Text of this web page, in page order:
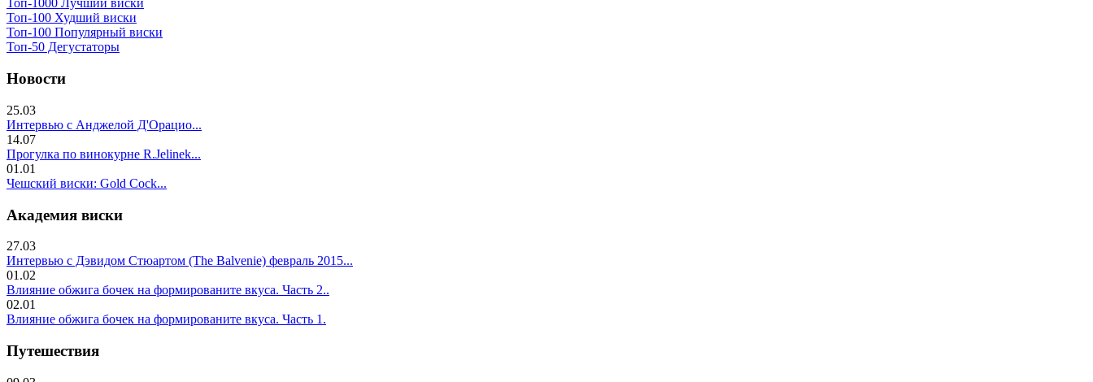
Топ-1000 Лучший виски
Топ-100 Худший виски
Топ-100 Популярный виски
Топ-50 Дегустаторы
Новости
25.03
Интервью с Анджелой Д'Орацио...
14.07
Прогулка по винокурне R.Jelinek...
01.01
Чешский виски: Gold Cock...
Академия виски
27.03
Интервью с Дэвидом Стюартом (The Balvenie) февраль 2015...
01.02
Влияние обжига бочек на формированите вкуса. Часть 2..
02.01
Влияние обжига бочек на формированите вкуса. Часть 1.
Путешествия